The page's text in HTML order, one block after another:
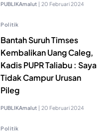
PUBLIKAmalut | 20 Februari 2024
Politik
Bantah Suruh Timses
Kembalikan Uang Caleg,
Kadis PUPR Taliabu : Saya
Tidak Campur Urusan
Pileg
PUBLIKAmalut | 20 Februari 2024
Politik